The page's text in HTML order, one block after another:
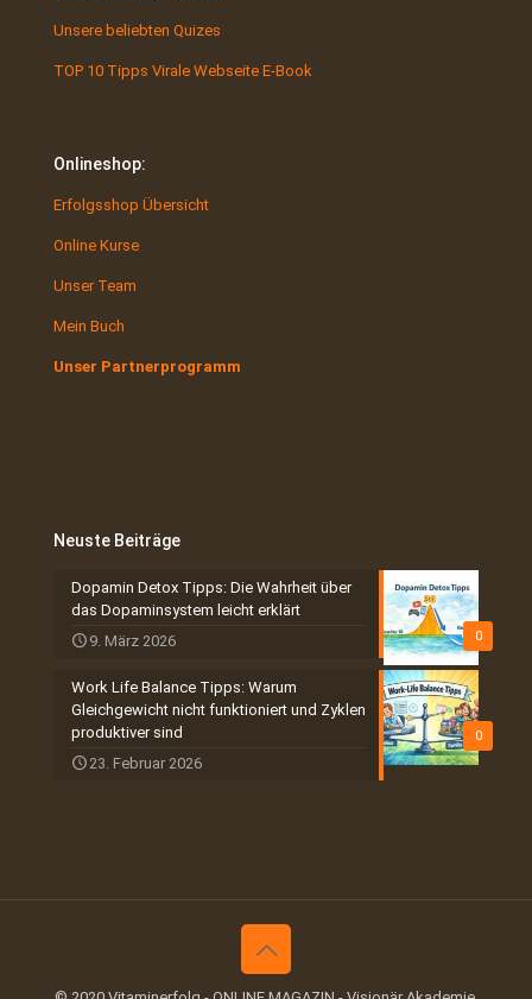
Unsere beliebten Quizes
TOP 10 Tipps Virale Webseite E-Book
Onlineshop:
Erfolgsshop Übersicht
Online Kurse
Unser Team
Mein Buch
Unser Partnerprogramm
Neuste Beiträge
0
Dopamin Detox Tipps: Die Wahrheit über
das Dopaminsystem leicht erklärt
9. März 2026
0
Work Life Balance Tipps: Warum
Gleichgewicht nicht funktioniert und Zyklen
produktiver sind
23. Februar 2026